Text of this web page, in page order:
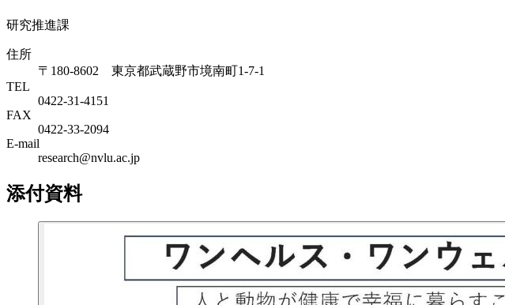
研究推進課
住所
〒180-8602 東京都武蔵野市境南町1-7-1
TEL
0422-31-4151
FAX
0422-33-2094
E-mail
research@nvlu.ac.jp
添付資料